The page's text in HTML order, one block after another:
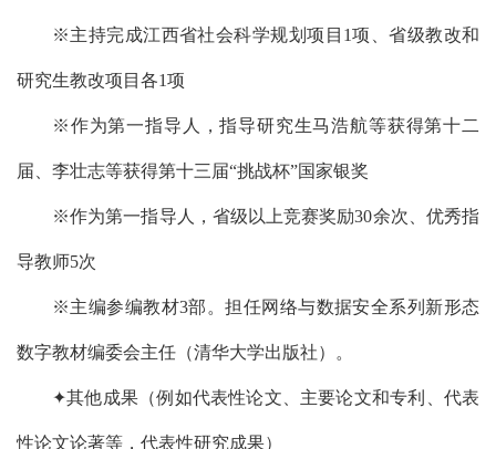
※主持完成江西省社会科学规划项目1项、省级教改和
研究生教改项目各1项
※作为第一指导人，指导研究生马浩航等获得第十二
届、李壮志等获得第十三届“挑战杯”国家银奖
※作为第一指导人，省级以上竞赛奖励30余次、优秀指
导教师5次
※主编参编教材3部。担任网络与数据安全系列新形态
数字教材编委会主任（清华大学出版社）。
✦其他成果（例如代表性论文、主要论文和专利、代表
性论文论著等，代表性研究成果）